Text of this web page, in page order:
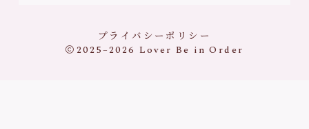
プライバシーポリシー
2025–2026 Lover Be in Order